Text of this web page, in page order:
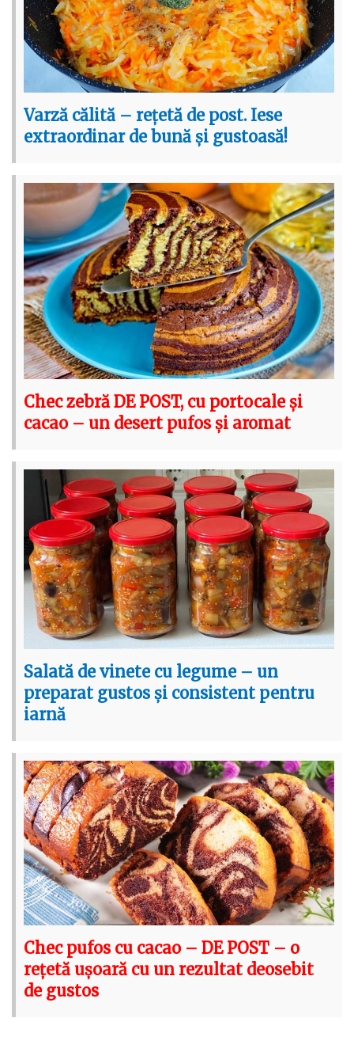
Varză călită – rețetă de post. Iese
extraordinar de bună și gustoasă!
Chec zebră DE POST, cu portocale și
cacao – un desert pufos și aromat
Salată de vinete cu legume – un
preparat gustos și consistent pentru
iarnă
Chec pufos cu cacao – DE POST – o
rețetă ușoară cu un rezultat deosebit
de gustos